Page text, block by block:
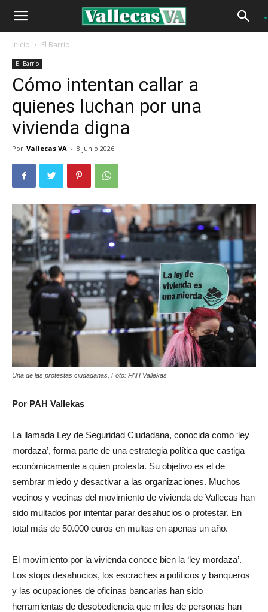
Inicio El Barrio
El Barrio
Cómo intentan callar a
quienes luchan por una
vivienda digna
Por Vallecas VA - 8 junio 2026
Una de las protestas ciudadanas, Foto: PAH Vallekas
Por PAH Vallekas
La llamada Ley de Seguridad Ciudadana, conocida como ‘ley
mordaza’, forma parte de una estrategia política que castiga
económicamente a quien protesta. Su objetivo es el de
sembrar miedo y desactivar a las organizaciones. Muchos
vecinos y vecinas del movimiento de vivienda de Vallecas han
sido multados por intentar parar desahucios o protestar. En
total más de 50.000 euros en multas en apenas un año.
El movimiento por la vivienda conoce bien la ‘ley mordaza’.
Los stops desahucios, los escraches a políticos y banqueros
y las ocupaciones de oficinas bancarias han sido
herramientas de desobediencia que miles de personas han